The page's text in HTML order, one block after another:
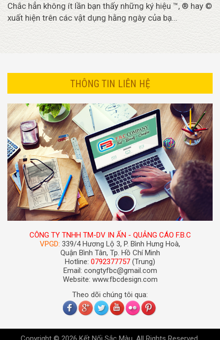
Chắc hẳn không ít lần bạn thấy những ký hiệu ™, ® hay ©
xuất hiện trên các vật dụng hằng ngày của bạ…
THÔNG TIN LIÊN HỆ
CÔNG TY TNHH TM-DV IN ẤN - QUẢNG CÁO F.B.C
VPGD: 339/4 Hương Lộ 3, P. Bình Hưng Hoà,
Quận Bình Tân, Tp. Hồ Chí Minh
Hotline: 0792377757 (Trung)
Email: congtyfbc@gmail.com
Website: www.fbcdesign.com
Theo dõi chúng tôi qua: